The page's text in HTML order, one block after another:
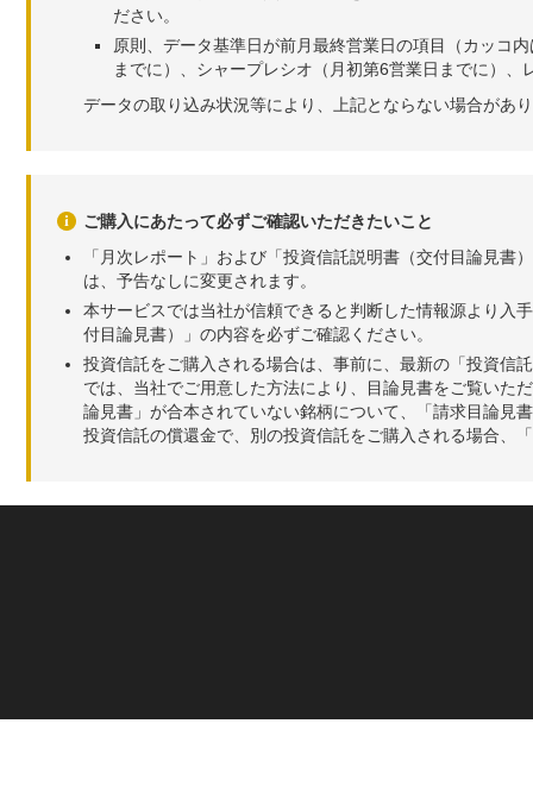
ださい。
原則、データ基準日が前月最終営業日の項目（カッコ
までに）、シャープレシオ（月初第6営業日までに）
データの取り込み状況等により、上記とならない場合があ
ご購入にあたって必ずご確認いただきたいこと
「月次レポート」および「投資信託説明書（交付目論見
は、予告なしに変更されます。
本サービスでは当社が信頼できると判断した情報源より入
付目論見書）」の内容を必ずご確認ください。
投資信託をご購入される場合は、事前に、最新の「投資信
では、当社でご用意した方法により、目論見書をご覧いた
論見書」が合本されていない銘柄について、「請求目論見
投資信託の償還金で、別の投資信託をご購入される場合、